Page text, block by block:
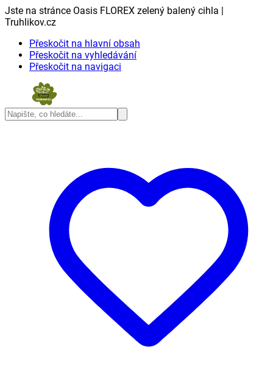
Jste na stránce Oasis FLOREX zelený balený cihla |
Truhlikov.cz
Přeskočit na hlavní obsah
Přeskočit na vyhledávání
Přeskočit na navigaci